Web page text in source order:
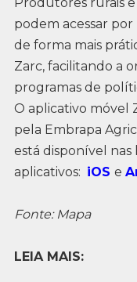
podem acessar
de forma mais
Zarc, facilitando a
programas de
O aplicativo móvel
pela Embrapa
está disponível nas
aplicativos: iOS e
Fonte: Mapa
LEIA MAIS: